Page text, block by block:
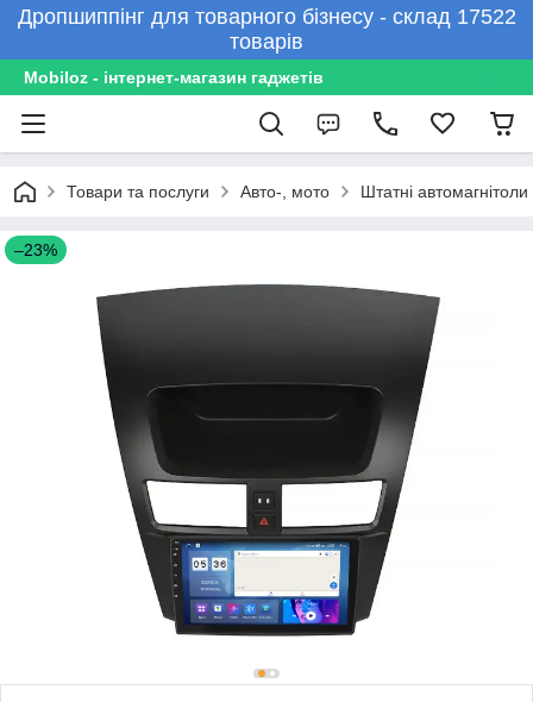
Дропшиппінг для товарного бізнесу - склад 17522
товарів
Mobiloz - інтернет-магазин гаджетів
Товари та послуги Авто-, мото Штатні автомагнітоли
–23%